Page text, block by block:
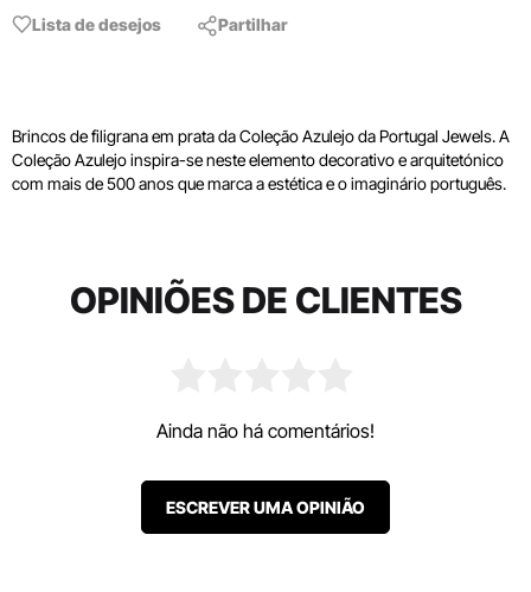
Lista de desejos Partilhar
Brincos de filigrana em prata da Coleção Azulejo da Portugal Jewels. A
Coleção Azulejo inspira-se neste elemento decorativo e arquitetónico
com mais de 500 anos que marca a estética e o imaginário português.
OPINIÕES DE CLIENTES
Ainda não há comentários!
ESCREVER UMA OPINIÃO